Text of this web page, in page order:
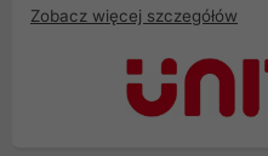
Zobacz więcej szczegółów